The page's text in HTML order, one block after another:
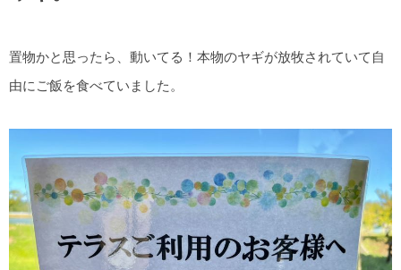
置物かと思ったら、動いてる！本物のヤギが放牧されていて自
由にご飯を食べていました。